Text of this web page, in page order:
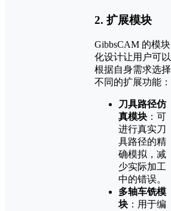
2. 扩展模块
GibbsCAM 的模块
化设计让用户可以
根据自身需求选择
不同的扩展功能：
刀具路径仿
真模块 ：可
进行真实刀
具路径的精
确模拟，减
少实际加工
中的错误。
多轴车铣模
块 ：用于编